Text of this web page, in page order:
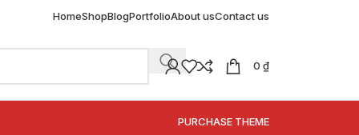
HomeShopBlogPortfolioAbout usContact us
0 ₫
PURCHASE THEME